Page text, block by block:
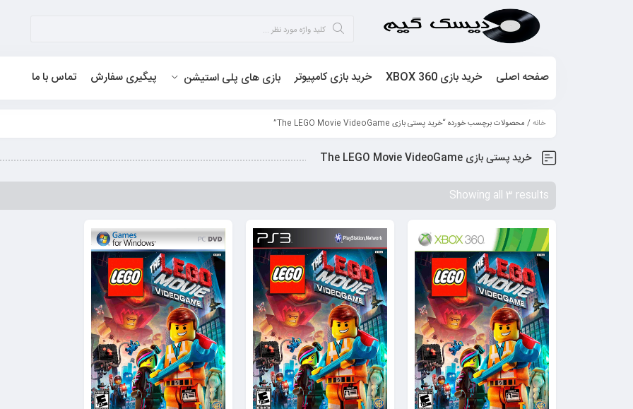
صفحه اصلی خرید بازی XBOX 360 خرید بازی کامپیوتر بازی های پلی استیشن پیگیری سفارش تماس با ما
خانه/ محصولات برچسب خورده “خرید پستی بازی The LEGO Movie VideoGame”
خرید پستی بازی The LEGO Movie VideoGame
Showing all 3 results